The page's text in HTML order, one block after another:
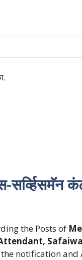
the Posts of
notification and